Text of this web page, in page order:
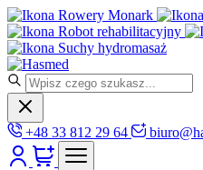
Rowery Monark
Robot rehabilitacyjny
Suchy hydromasaż
+48 33 812 29 64